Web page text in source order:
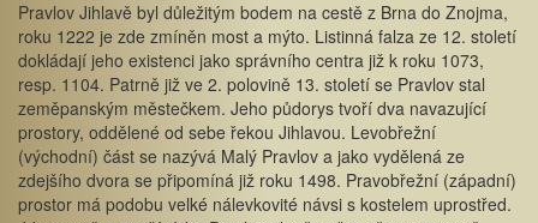
Pravlov Jihlavě byl důležitým bodem na cestě z Brna do Znojma,
roku 1222 je zde zmíněn most a mýto. Listinná falza ze 12. století
dokládají jeho existenci jako správního centra již k roku 1073,
resp. 1104. Patrně již ve 2. polovině 13. století se Pravlov stal
zeměpanským městečkem. Jeho půdorys tvoří dva navazující
prostory, oddělené od sebe řekou Jihlavou. Levobřežní
(východní) část se nazývá Malý Pravlov a jako vydělená ze
zdejšího dvora se připomíná již roku 1498. Pravobřežní (západní)
prostor má podobu velké nálevkovité návsi s kostelem uprostřed.